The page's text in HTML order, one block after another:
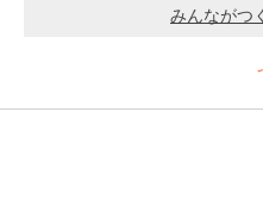
みんながつ